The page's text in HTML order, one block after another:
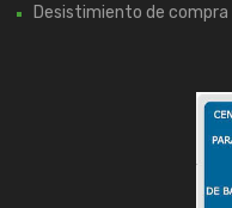
Desistimiento de compra